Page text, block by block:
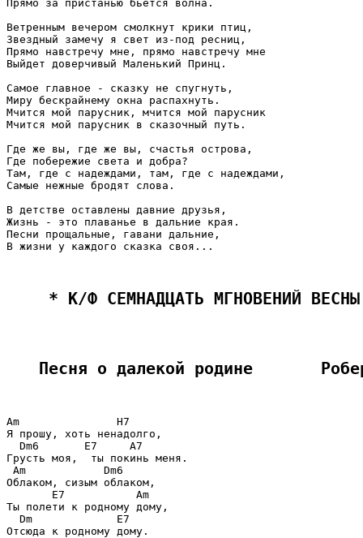
Прямо за пристанью бьется волна.
Ветренным вечером смолкнут крики птиц,
Звездный замечу я свет из-под pесниц,
Прямо навстречу мне, прямо навстречу мне
Выйдет доверчивый Маленький Принц.
Самое главное - сказку не спугнуть,
Миру бескрайнему окна распахнуть.
Мчится мой парусник, мчится мой парусник
Мчится мой парусник в сказочный путь.
Где же вы, где же вы, счастья острова,
Где побережие света и добра?
Там, где с надеждами, там, где с надеждами,
Самые нежные бродят слова.
В детстве оставлены давние друзья,
Жизнь - это плаванье в дальние края.
Песни прощальные, гавани дальние,
В жизни у каждого сказка своя...
* К/Ф СЕМНАДЦАТЬ МГНОВЕНИЙ
Песня о далекой родине
Am               H7
Я прошу, хоть ненадолго,
  Dm6       E7     A7
Грусть моя,  ты покинь меня.
Am            Dm6
Облаком, сизым облаком,
       E7           Am
Ты полети к родному дому,
  Dm             E7
Отсюда к родному дому.